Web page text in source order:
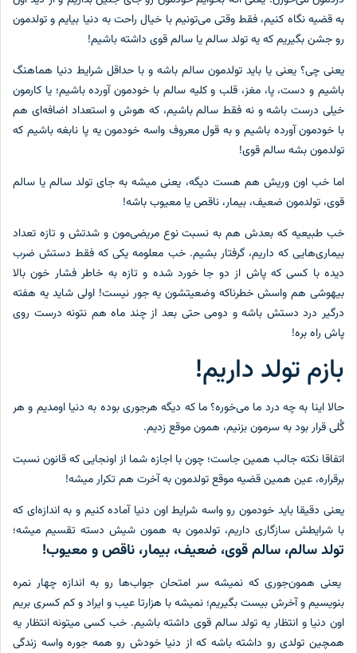
به قضیه نگاه کنیم، فقط وقتی می‌تونیم با خیال راحت به دنیا بیایم و تولدمون
رو جشن بگیریم که یه تولد سالم یا سالم قوی داشته باشیم!
یعنی چی؟ یعنی یا باید تولدمون سالم باشه و با حداقل شرایط دنیا هماهنگ
باشیم و دست، پا، مغز، قلب و کلیه سالم با خودمون آورده باشیم؛ یا کارمون
خیلی درست باشه و نه فقط سالم باشیم، که هوش و استعداد اضافه‌ای هم
با خودمون آورده باشیم و به قول معروف واسه خودمون یه پا نابغه باشیم که
تولدمون بشه سالم قوی!
اما خب اون وریش هم هست دیگه، یعنی میشه به جای تولد سالم یا سالم
قوی، تولدمون ضعیف، بیمار، ناقص یا معیوب باشه!
خب طبیعیه که بعدش هم به نسبت نوع مریضی‌مون و شدتش و تازه تعداد
بیماری‌هایی که داریم، گرفتار بشیم. خب معلومه یکی که فقط دستش ضرب
دیده با کسی که پاش از دو جا خورد شده و تازه به خاطر فشار خون بالا
بیهوشی هم واسش خطرناکه وضعیتشون یه جور نیست! اولی شاید یه هفته
درگیر درد دستش باشه و دومی حتی بعد از چند ماه هم نتونه درست روی
پاش راه بره!
بازم تولد داریم!
حالا اینا به چه درد ما می‌خوره؟ ما که دیگه هرجوری بوده به دنیا اومدیم و هر
گُلی قرار بود به سرمون بزنیم، همون موقع زدیم.
اتفاقا نکته جالب همین جاست؛ چون با اجازه شما از اونجایی که قانون نسبت
برقراره، عین همین قضیه موقع تولدمون به آخرت هم تکرار میشه!
یعنی دقیقا باید خودمون رو واسه شرایط اون دنیا آماده کنیم و به اندازه‌ای که
با شرایطش سازگاری داریم، تولدمون به همون شیش دسته تقسیم میشه؛
تولد سالم، سالم قوی، ضعیف، بیمار، ناقص و معیوب!
یعنی همون‌جوری که نمیشه سر امتحان جواب‌ها رو به اندازه چهار نمره
بنویسیم و آخرش بیست بگیریم؛ نمیشه با هزارتا عیب و ایراد و کم کسری بریم
اون دنیا و انتظار یه تولد سالم قوی داشته باشیم. خب کسی میتونه انتظار یه
همچین تولدی رو داشته باشه که از دنیا خودش رو همه جوره واسه زندگی